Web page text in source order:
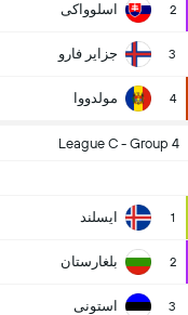
2 اسلوواکی
3 جزایر فارو
4 مولدووا
League C - Group 4
1 ایسلند
2 بلغارستان
3 استونی